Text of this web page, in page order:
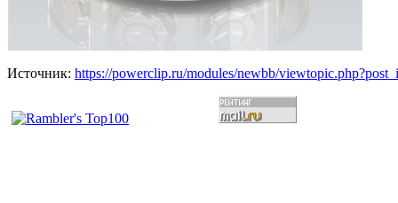
Источник: https://powerclip.ru/modules/newbb/